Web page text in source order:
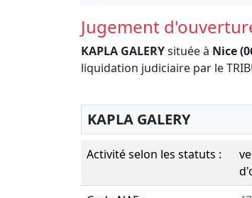
Jugement
KAPLA GALERYsituée à Nice
liquidation judiciaire par le
KAPLA GALERY
Activité selon les statuts :